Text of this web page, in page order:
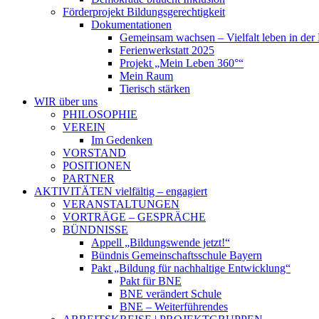
Förderprojekt Bildungsgerechtigkeit
Dokumentationen
Gemeinsam wachsen – Vielfalt leben in der
Ferienwerkstatt 2025
Projekt „Mein Leben 360°“
Mein Raum
Tierisch stärken
WIR über uns
PHILOSOPHIE
VEREIN
Im Gedenken
VORSTAND
POSITIONEN
PARTNER
AKTIVITÄTEN vielfältig – engagiert
VERANSTALTUNGEN
VORTRÄGE – GESPRÄCHE
BÜNDNISSE
Appell „Bildungswende jetzt!“
Bündnis Gemeinschaftsschule Bayern
Pakt „Bildung für nachhaltige Entwicklung“
Pakt für BNE
BNE verändert Schule
BNE – Weiterführendes